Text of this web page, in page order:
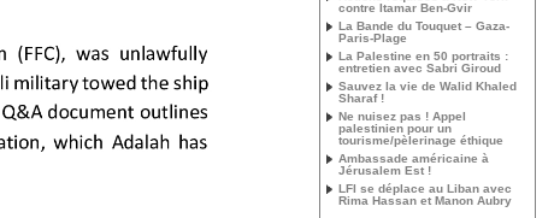
contre Itamar Ben-Gvir
La Bande du Touquet – Gaza-
Paris-Plage
La Palestine en 50 portraits :
entretien avec Sabri Giroud
Sauvez la vie de Walid Khaled
Sharaf !
Ne nuisez pas ! Appel
palestinien pour un
tourisme/pèlerinage éthique
Ambassade américaine à
Jérusalem Est !
LFI se déplace au Liban avec
Rima Hassan et Manon Aubry